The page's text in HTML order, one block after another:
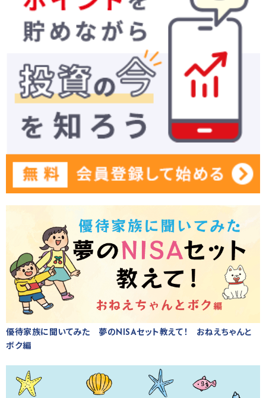
優待家族に聞いてみた 夢のNISAセット教えて！ おねえちゃんと
ボク編